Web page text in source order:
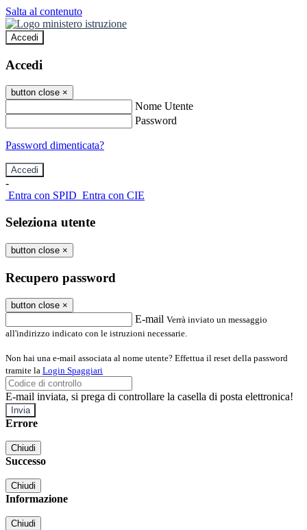
Salta al contenuto
Accedi
Accedi
button close ×
Nome Utente
Password
Password dimenticata?
-
Entra con SPID Entra con CIE
Seleziona utente
button close ×
Recupero password
button close ×
E-mail Verrà inviato un messaggio
all'indirizzo indicato con le istruzioni necessarie.
Non hai una e-mail associata al nome utente? Effettua il reset della password
tramite la Login Spaggiari
E-mail inviata, si prega di controllare la casella di posta elettronica!
Errore
Chiudi
Successo
Chiudi
Informazione
Chiudi